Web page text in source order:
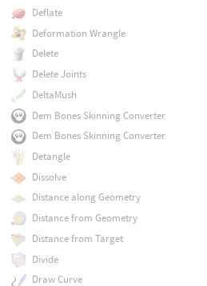
Deflate
Deformation Wrangle
Delete
Delete Joints
DeltaMush
Dem Bones Skinning Converter
Dem Bones Skinning Converter
Detangle
Dissolve
Distance along Geometry
Distance from Geometry
Distance from Target
Divide
Draw Curve